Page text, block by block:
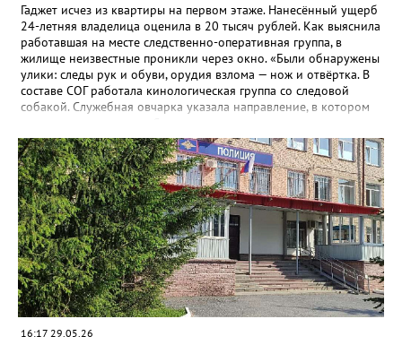
Гаджет исчез из квартиры на первом этаже. Нанесённый ущерб
24-летняя владелица оценила в 20 тысяч рублей. Как выяснила
работавшая на месте следственно-оперативная группа, в
жилище неизвестные проникли через окно. «Были обнаружены
улики: следы рук и обуви, орудия взлома — нож и отвёртка. В
составе СОГ работала кинологическая группа со следовой
собакой. Служебная овчарка указала направление, в котором
определили круг подозреваемых и приняли меры к их
розыску», - сообщили в златоустовском ОМВД. Вскоре
оперативники задержали двух мужчин 21 и 23 лет. Не
работающие, ранее судимые за преступления имущественного
характера граждане признались: колонку успели продать, а
деньги – потратить. Подозреваемых отправили под стражу, а
колонку разыскали, изъяли и после завершения всех
следственных мероприятий вернут законной владелице.
16:17 29.05.26